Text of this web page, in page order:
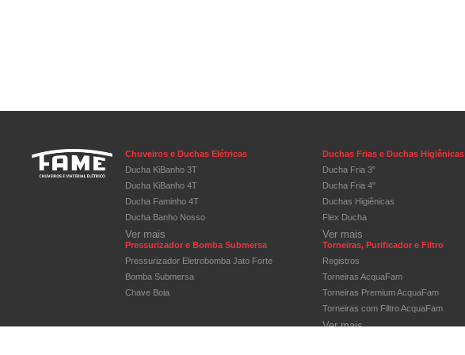
Chuveiros e Duchas Elétricas
Ducha KiBanho 3T
Ducha KiBanho 4T
Ducha Faminho 4T
Ducha Banho Nosso
Ver mais
Duchas Frias e Duchas Higiênicas
Ducha Fria 3"
Ducha Fria 4"
Duchas Higiênicas
Flex Ducha
Ver mais
Pressurizador e Bomba Submersa
Pressurizador Eletrobomba Jato Forte
Bomba Submersa
Chave Boia
Torneiras, Purificador e Filtro
Registros
Torneiras AcquaFam
Torneiras Premium AcquaFam
Torneiras com Filtro AcquaFam
Ver mais